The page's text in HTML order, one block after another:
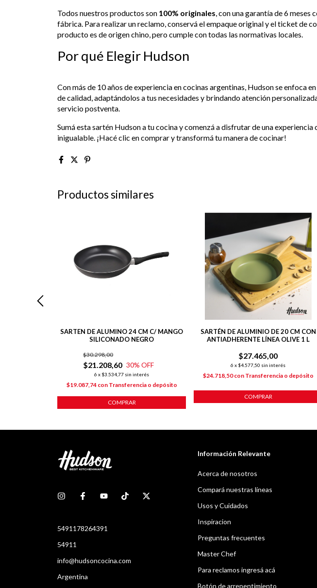
Todos nuestros productos son 100% originales, con una garantía de 6 meses
fábrica. Para realizar un reclamo, conservá el empaque original y el ticket de
producto es de origen chino, pero cumple con todas las normativas locales.
Por qué Elegir Hudson
Con más de 10 años de experiencia en cocinas argentinas, Hudson se enfoca
de calidad, adaptándolos a tus necesidades y brindando atención
servicio postventa.
Sumá esta sartén Hudson a tu cocina y comenzá a disfrutar de una experiencia
inigualable. ¡Hacé clic en comprar y transformá tu manera de cocinar!
Productos similares
SARTEN DE ALUMINO 24 CM C/ MANGO
SILICONADO NEGRO
$21.208,60
$30.298,00
30% OFF
6 x $3.534,77 sin interés
$19.087,74 con Transferencia o depósito
COMPRAR
SARTÉN DE ALUMINIO DE 20 CM CON
ANTIADHERENTE LÍNEA OLIVE 1 L
$27.465,00
6 x $4.577,50 sin interés
$24.718,50con Transferencia o depósito
COMPRAR
5491178264391
54911
info@hudsoncocina.com
Argentina
Información Relevante
Acerca de nosotros
Compará nuestras líneas
Usos y Cuidados
Inspiracion
Preguntas frecuentes
Master Chef
Para reclamos ingresá acá
Botón de arrepentimiento